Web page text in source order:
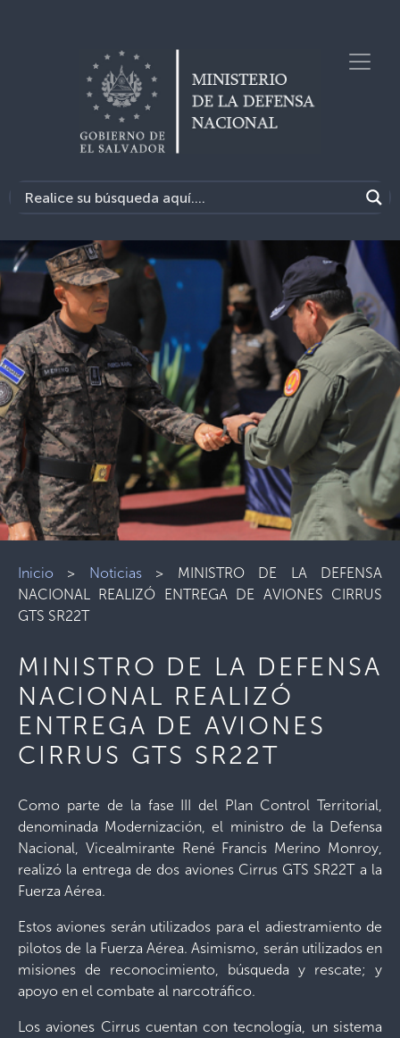
Inicio > Noticias> MINISTRO DE LA DEFENSA
NACIONAL REALIZÓ ENTREGA DE AVIONES CIRRUS
GTS SR22T
MINISTRO DE LA DEFENSA
NACIONAL REALIZÓ
ENTREGA DE AVIONES
CIRRUS GTS SR22T
Como parte de la fase III del Plan Control Territorial,
denominada Modernización, el ministro de la Defensa
Nacional, Vicealmirante René Francis Merino Monroy,
realizó la entrega de dos aviones Cirrus GTS SR22T a la
Fuerza Aérea.
Estos aviones serán utilizados para el adiestramiento de
pilotos de la Fuerza Aérea. Asimismo, serán utilizados en
misiones de reconocimiento, búsqueda y rescate; y
apoyo en el combate al narcotráfico.
Los aviones Cirrus cuentan con tecnología, un sistema